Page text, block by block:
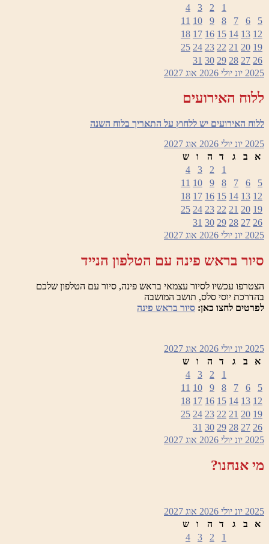
1
2
3
4
5
6
7
8
9
10
11
12
13
14
15
16
17
18
19
20
21
22
23
24
25
26
27
28
29
30
31
2025 יונ יולי 2026 אוג 2027
ללוח האירועים
ללוח האירועים יש ללחוץ על התאריך בלוח השנה
2025 יונ יולי 2026 אוג 2027
א
ב ג ד ה ו
ש
1
2
3
4
5
6
7
8
9
10
11
12
13
14
15
16
17
18
19
20
21
22
23
24
25
26
27
28
29
30
31
2025 יונ יולי 2026 אוג 2027
סיור בראש פינה עם הטלפון הנייד
הצטרפו עכשיו לסיור עצמאי בראש פינה, סיור עם הטלפון שלכם
בהדרכת יוסי סלס, תושב המושבה
לפרטים לחצו כאן: סיור בראש פינה
2025 יונ יולי 2026 אוג 2027
א
ב ג ד ה ו
ש
1
2
3
4
5
6
7
8
9
10
11
12
13
14
15
16
17
18
19
20
21
22
23
24
25
26
27
28
29
30
31
2025 יונ יולי 2026 אוג 2027
מי אנחנו?
2025 יונ יולי 2026 אוג 2027
א
ב ג ד ה ו
ש
1
2
3
4